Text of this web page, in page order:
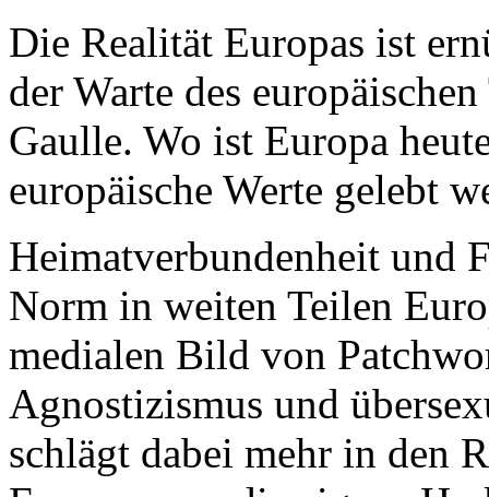
Die Realität Europas ist
der Warte des
Gaulle. Wo ist Europa
europäische Werte gelebt
Heimatverbundenheit und
Norm in weiten Teilen
medialen Bild von
Agnostizismus und
schlägt dabei mehr in den